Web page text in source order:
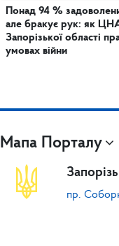
Понад 94 %
але бракує рук: як
Запорізької області
умовах війни
Мапа Порталу
пр.